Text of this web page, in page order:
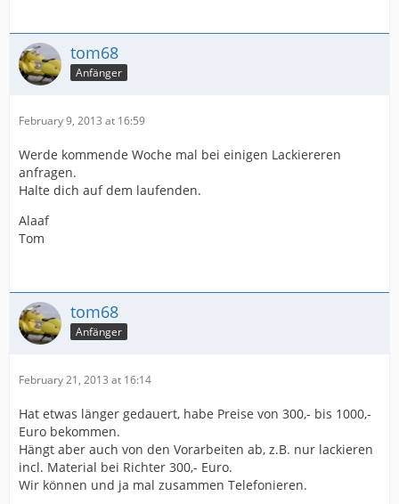
tom68
Anfänger
February 9, 2013 at 16:59
Werde kommende Woche mal bei einigen Lackiereren
anfragen.
Halte dich auf dem laufenden.
Alaaf
Tom
tom68
Anfänger
February 21, 2013 at 16:14
Hat etwas länger gedauert, habe Preise von 300,- bis 1000,-
Euro bekommen.
Hängt aber auch von den Vorarbeiten ab, z.B. nur lackieren
incl. Material bei Richter 300,- Euro.
Wir können und ja mal zusammen Telefonieren.